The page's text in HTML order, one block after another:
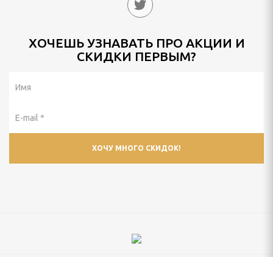
ХОЧЕШЬ УЗНАВАТЬ ПРО АКЦИИ И
СКИДКИ ПЕРВЫМ?